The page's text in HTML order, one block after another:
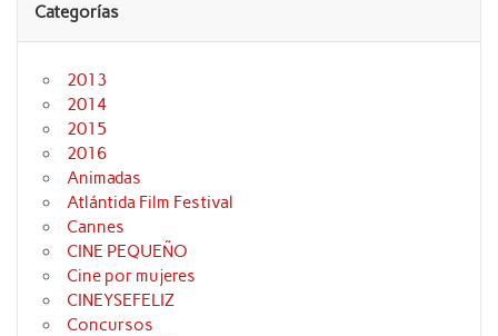
Categorías
2013
2014
2015
2016
Animadas
Atlántida Film Festival
Cannes
CINE PEQUEÑO
Cine por mujeres
CINEYSEFELIZ
Concursos